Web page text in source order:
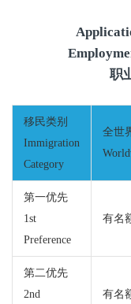
职
移民类别
Immigration
Category
全世
第一优先
1st
Preference
有名
第二优先
2nd
有名